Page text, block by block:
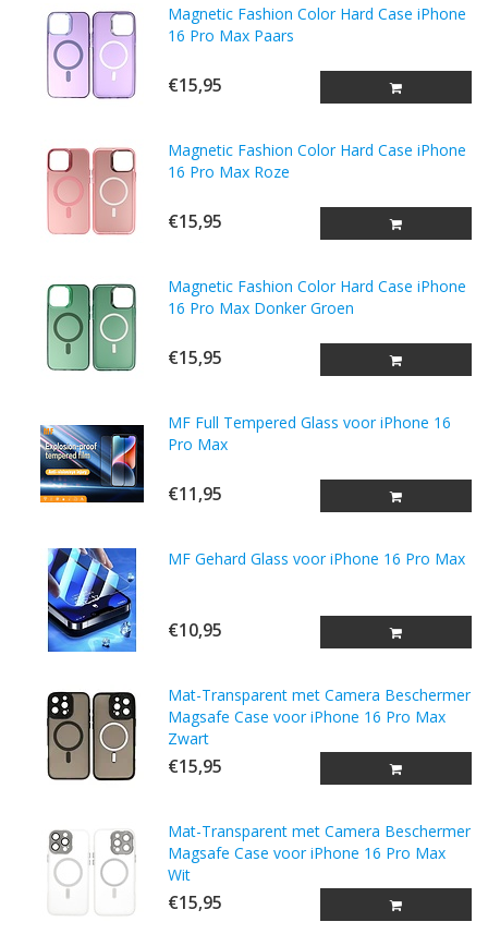
Magnetic Fashion Color Hard Case iPhone
16 Pro Max Paars
€15,95
Magnetic Fashion Color Hard Case iPhone
16 Pro Max Roze
€15,95
Magnetic Fashion Color Hard Case iPhone
16 Pro Max Donker Groen
€15,95
MF Full Tempered Glass voor iPhone 16
Pro Max
€11,95
MF Gehard Glass voor iPhone 16 Pro Max
€10,95
Mat-Transparent met Camera Beschermer
Magsafe Case voor iPhone 16 Pro Max
Zwart
€15,95
Mat-Transparent met Camera Beschermer
Magsafe Case voor iPhone 16 Pro Max
Wit
€15,95